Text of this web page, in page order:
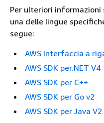
Per ulteriori informazioni
una delle lingue
segue:
AWS Interfaccia a
AWS SDK per.NET V4
AWS SDK per C++
AWS SDK per Go v2
AWS SDK per Java V2